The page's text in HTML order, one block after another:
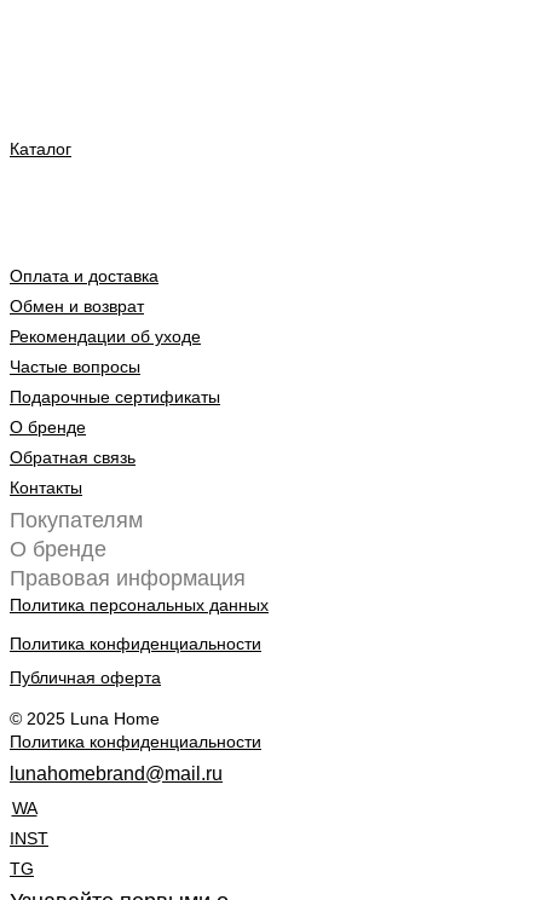
Каталог
Оплата и доставка
Обмен и возврат
Рекомендации об уходе
Частые вопросы
Подарочные сертификаты
О бренде
Обратная связь
Контакты
Покупателям
О бренде
Правовая информация
Политика персональных данных
Политика конфиденциальности
Публичная оферта
© 2025 Luna Home
Политика конфиденциальности
lunahomebrand@mail.ru
WA
INST
TG